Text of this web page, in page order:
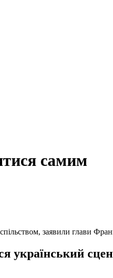
самим
заявили глави
український